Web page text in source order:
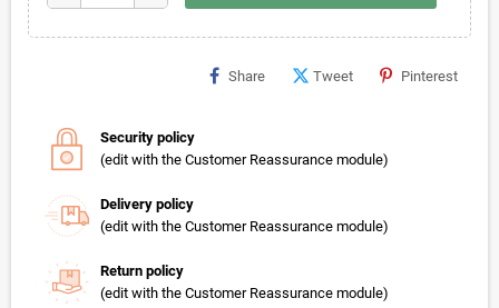
Share Tweet Pinterest
Security policy
(edit with the Customer Reassurance module)
Delivery policy
(edit with the Customer Reassurance module)
Return policy
(edit with the Customer Reassurance module)